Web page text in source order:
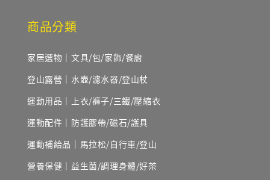
商品分類
家居選物｜文具/包/家飾/餐廚
登山露營｜水壺/濾水器/登山杖
運動用品｜上衣/褲子/三鐵/壓縮衣
運動配件｜防護膠帶/磁石/護具
運動補給品｜馬拉松/自行車/登山
營養保健｜益生菌/調理身體/好茶